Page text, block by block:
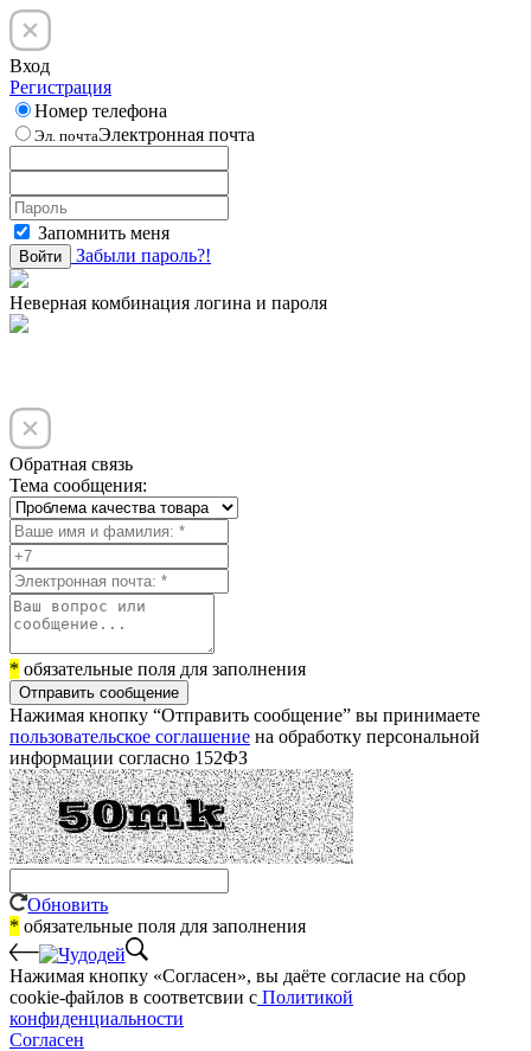
Вход
Регистрация
Номер телефона
Эл. почтаЭлектронная почта
Запомнить меня
Войти Забыли пароль?!
Неверная комбинация логина и пароля
Обратная связь
Тема сообщения:
* обязательные поля для заполнения
Отправить сообщение
Нажимая кнопку “Отправить сообщение” вы принимаете
пользовательское соглашение на обработку персональной
информации согласно 152ФЗ
Обновить
* обязательные поля для заполнения
Нажимая кнопку «Согласен», вы даёте cогласие на сбор
cookie-файлов в соответсвии с Политикой
конфиденциальности
Согласен